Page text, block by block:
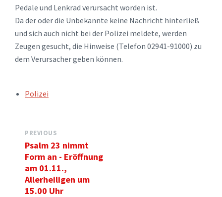
Pedale und Lenkrad verursacht worden ist.
Da der oder die Unbekannte keine Nachricht hinterließ
und sich auch nicht bei der Polizei meldete, werden
Zeugen gesucht, die Hinweise (Telefon 02941-91000) zu
dem Verursacher geben können.
TAGS:Polizei
PREVIOUS
Psalm 23 nimmt
Form an - Eröffnung
am 01.11.,
Allerheiligen um
15.00 Uhr